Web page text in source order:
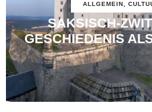
ALLGEMEIN,
SAKSISCH-
GESCHIEDENIS